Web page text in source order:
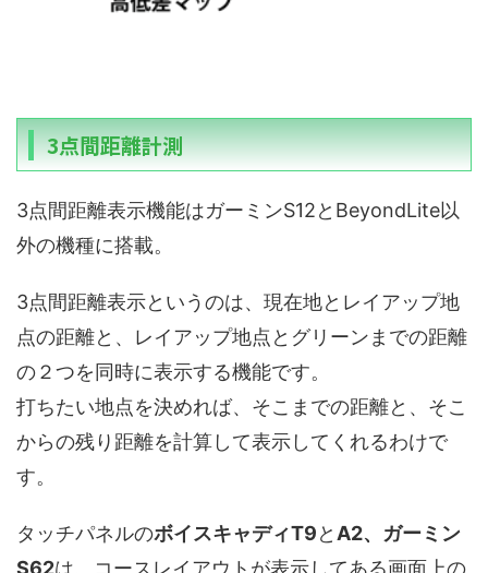
3点間距離計測
3点間距離表示機能はガーミンS12とBeyondLite以
外の機種に搭載。
3点間距離表示というのは、現在地とレイアップ地
点の距離と、レイアップ地点とグリーンまでの距離
の２つを同時に表示する機能です。
打ちたい地点を決めれば、そこまでの距離と、そこ
からの残り距離を計算して表示してくれるわけで
す。
タッチパネルのボイスキャディT9とA2、ガーミン